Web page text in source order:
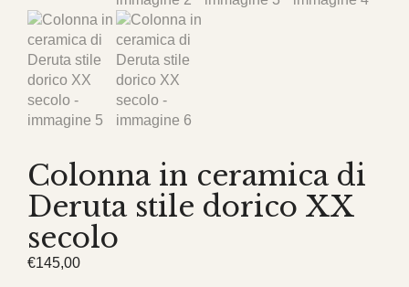
Colonna in ceramica di
Deruta stile dorico XX
secolo
€145,00